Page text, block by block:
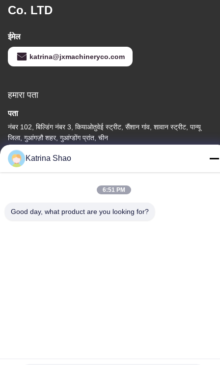
Co. LTD
ईमेल
katrina@jxmachineryco.com
हमारा पता
पता
नंबर 102, बिल्डिंग नंबर 3, कियाओतुवेई स्ट्रीट, सैंशान गांव, शावान स्ट्रीट, पान्यू
जिला, गुआंगज़ौ शहर, गुआंग्डोंग प्रांत, चीन
टेलीफोन
86--15913188664
Katrina Shao
6:51 PM
Good day, what product are you looking for?